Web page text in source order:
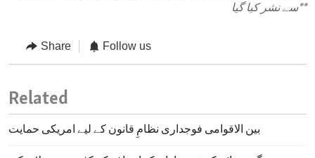
سے نشر کیا گیا**
Share Follow us
Related
بین الاقوامی فوجداری نظامِ قانون کے لیے امریکی حمایت